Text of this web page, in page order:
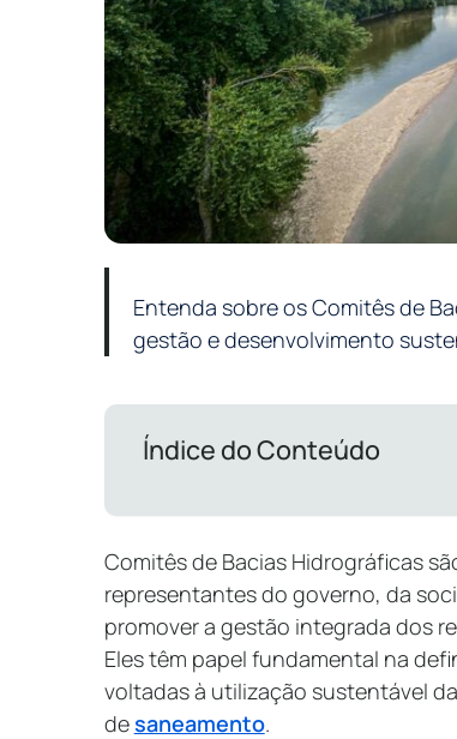
Entenda sobre os Comitês de
gestão e desenvolvimento
Índice do Conteúdo
Comitês de Bacias Hidrográficas
representantes do governo, da
promover a gestão integrada dos
Eles têm papel fundamental na
voltadas à utilização sustentável
desaneamento.